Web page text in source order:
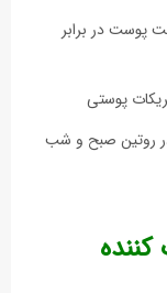
پوست در برابر
پوستی
در روتین صبح و شب